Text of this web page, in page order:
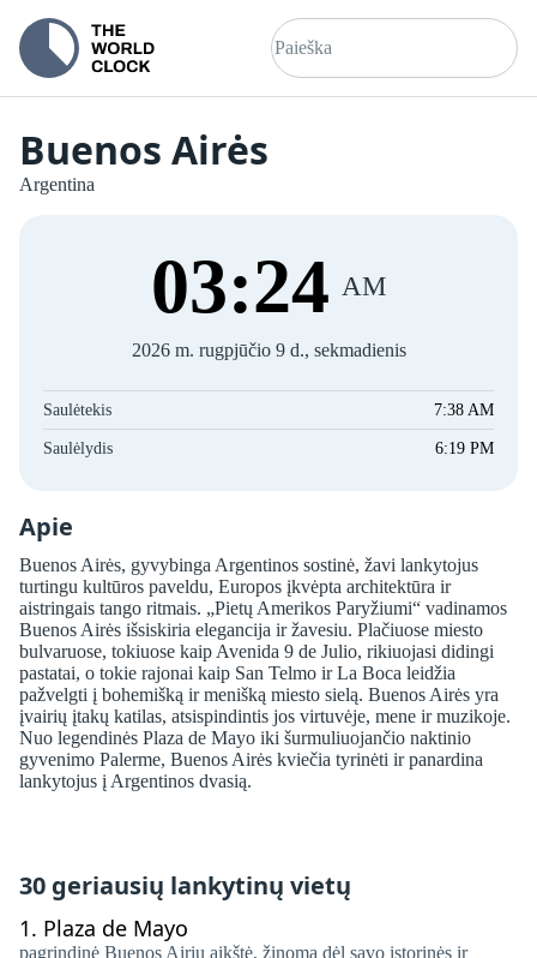
Buenos Airės
Argentina
03:24 AM
2026 m. rugpjūčio 9 d., sekmadienis
Saulėtekis 7:38 AM
Saulėlydis 6:19 PM
Apie
Buenos Airės, gyvybinga Argentinos sostinė, žavi lankytojus
turtingu kultūros paveldu, Europos įkvėpta architektūra ir
aistringais tango ritmais. „Pietų Amerikos Paryžiumi“ vadinamos
Buenos Airės išsiskiria elegancija ir žavesiu. Plačiuose miesto
bulvaruose, tokiuose kaip Avenida 9 de Julio, rikiuojasi didingi
pastatai, o tokie rajonai kaip San Telmo ir La Boca leidžia
pažvelgti į bohemišką ir menišką miesto sielą. Buenos Airės yra
įvairių įtakų katilas, atsispindintis jos virtuvėje, mene ir muzikoje.
Nuo legendinės Plaza de Mayo iki šurmuliuojančio naktinio
gyvenimo Palerme, Buenos Airės kviečia tyrinėti ir panardina
lankytojus į Argentinos dvasią.
30 geriausių lankytinų vietų
1. Plaza de Mayo
pagrindinė Buenos Airių aikštė, žinoma dėl savo istorinės ir